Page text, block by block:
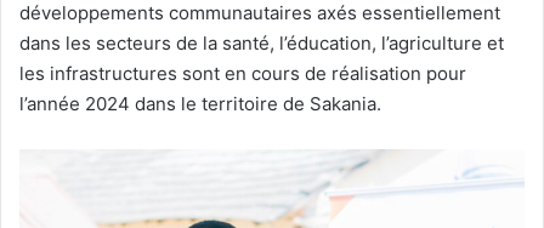
développements communautaires axés essentiellement
dans les secteurs de la santé, l’éducation, l’agriculture et
les infrastructures sont en cours de réalisation pour
l’année 2024 dans le territoire de Sakania.